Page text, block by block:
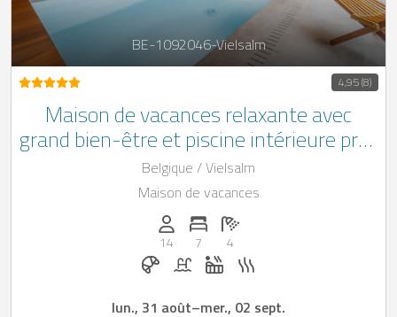
BE-1092046-Vielsalm
4,95 (8)
Maison de vacances relaxante avec
grand bien-être et piscine intérieure près
de Vielsalm pour 10 + 4 personnes
Belgique / Vielsalm
Maison de vacances
Personnes (max): 14
14
Nombre de chambres: 7
7
Nombre de salles de bain: 4
4
Petit-déjeuner réservable chez
Piscine Jacuzzi
lun., 31 août–mer., 02 sept.